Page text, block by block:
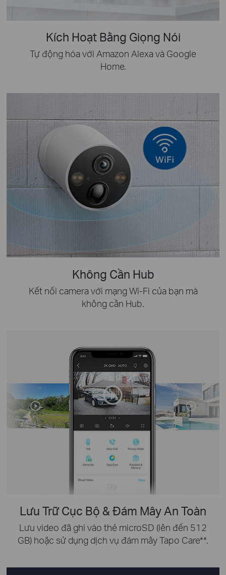
Kích Hoạt Bằng Giọng Nói
Tự động hóa với Amazon Alexa và Google
Home.
Không Cần Hub
Kết nối camera với mạng Wi-Fi của bạn mà
không cần Hub.
Lưu Trữ Cục Bộ & Đám Mây An Toàn
Lưu video đã ghi vào thẻ microSD (lên đến 512
GB) hoặc sử dụng dịch vụ đám mây Tapo Care**.